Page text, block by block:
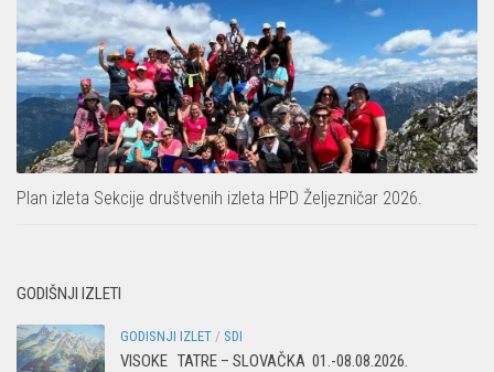
Plan izleta Sekcije društvenih izleta HPD Željezničar 2026.
GODIŠNJI IZLETI
GODISNJI IZLET / SDI
VISOKE TATRE – SLOVAČKA 01.-08.08.2026.